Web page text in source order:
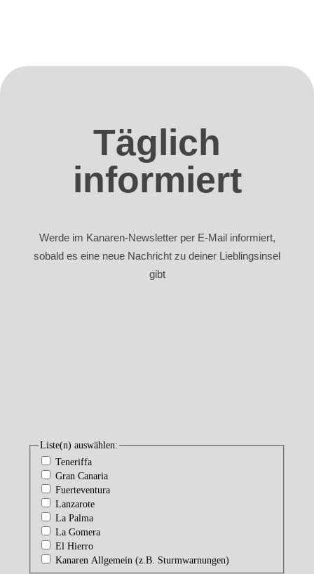
Täglich
informiert
Werde im Kanaren-Newsletter per E-Mail informiert,
sobald es eine neue Nachricht zu deiner Lieblingsinsel
gibt
Liste(n) auswählen:
Teneriffa
Gran Canaria
Fuerteventura
Lanzarote
La Palma
La Gomera
El Hierro
Kanaren Allgemein (z.B. Sturmwarnungen)